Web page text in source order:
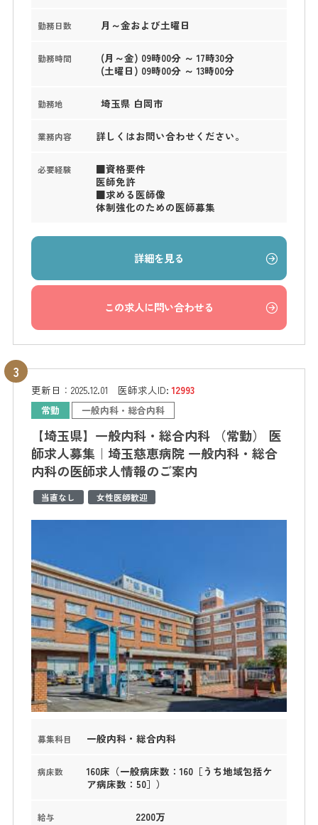
勤務日数 月～金および土曜日
勤務時間
(月～金) 09時00分 ～ 17時30分
(土曜日) 09時00分 ～ 13時00分
勤務地 埼玉県 白岡市
業務内容 詳しくはお問い合わせください。
必要経験
■資格要件
医師免許
■求める医師像
体制強化のための医師募集
詳細を見る
この求人に問い合わせる
更新日： 2025.12.01 医師求人ID:12993
常勤 一般内科・総合内科
【埼玉県】一般内科・総合内科 （常勤） 医
師求人募集｜埼玉慈恵病院 一般内科・総合
内科の医師求人情報のご案内
当直なし 女性医師歓迎
募集科目 一般内科・総合内科
病床数
160床（一般病床数：160［うち地域包括ケ
ア病床数：50］）
給与 2200万